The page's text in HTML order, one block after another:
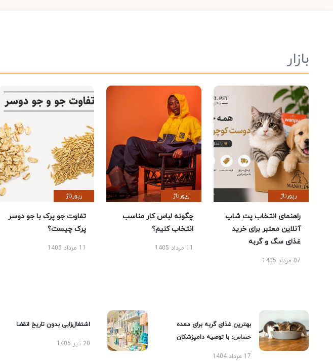
بازار
رپورتاژ
راهنمای انتخاب پت شاپ
آنلاین معتبر برای خرید
غذای سگ و گربه
07 مرداد 1405
رپورتاژ
چگونه لباس کار مناسب
انتخاب کنیم؟
11 مرداد 1405
رپورتاژ
تفاوت جو پرک با جو دوسر
پرک چیست؟
11 مرداد 1405
بهترین غذای گربه برای معده
حساس؛ با توصیه دامپزشکان
17 مرداد 1404
اشتغال‌زایی بدون تاریخ انقضا
20 تیر 1405